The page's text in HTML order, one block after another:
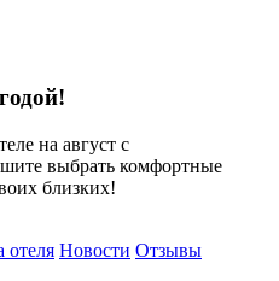
на август с
выбрать комфортные
близких!
отеля Новости Отзывы